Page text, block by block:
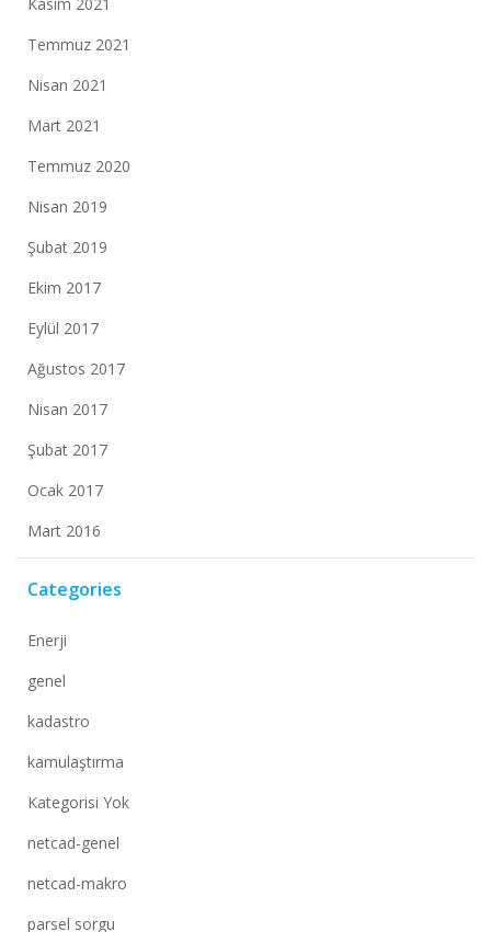
Temmuz 2021
Nisan 2021
Mart 2021
Temmuz 2020
Nisan 2019
Şubat 2019
Ekim 2017
Eylül 2017
Ağustos 2017
Nisan 2017
Şubat 2017
Ocak 2017
Mart 2016
Categories
Enerji
genel
kadastro
kamulaştırma
Kategorisi Yok
netcad-genel
netcad-makro
parsel sorgu